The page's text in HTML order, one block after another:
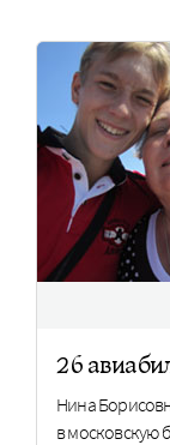
26
Нина
в московскую